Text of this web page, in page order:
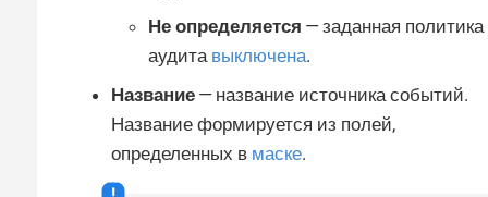
Не определяется — заданная политика
аудита выключена.
Название — название источника событий.
Название формируется из полей,
определенных в маске.